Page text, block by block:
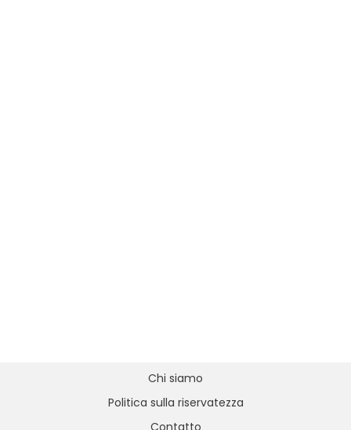
Chi siamo
Politica sulla riservatezza